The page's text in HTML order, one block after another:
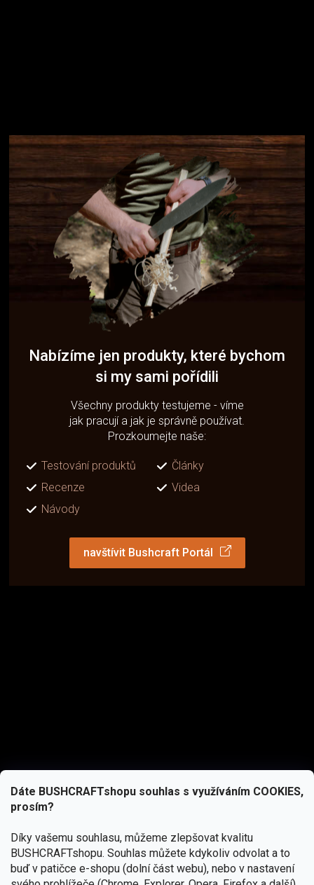
Dáte BUSHCRAFTshopu souhlas s využíváním COOKIES,
prosím?
Díky vašemu souhlasu, můžeme zlepšovat kvalitu
BUSHCRAFTshopu. Souhlas můžete kdykoliv odvolat a to
buď v patičce e-shopu (dolní část webu), nebo v nastavení
Nabízíme jen produkty, které bychom
si my sami pořídili
Všechny produkty testujeme - víme
jak pracují a jak je správně používat.
Prozkoumejte naše:
Testování produktů
Články
Recenze
Videa
Návody
navštívit Bushcraft Portál